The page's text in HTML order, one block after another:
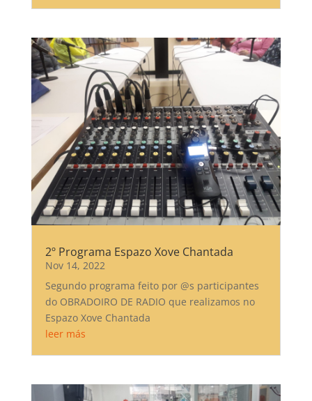
2º Programa Espazo Xove Chantada
Nov 14, 2022
Segundo programa feito por @s participantes
do OBRADOIRO DE RADIO que realizamos no
Espazo Xove Chantada
leer más